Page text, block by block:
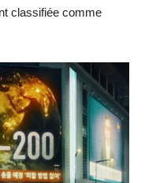
classifiée comme